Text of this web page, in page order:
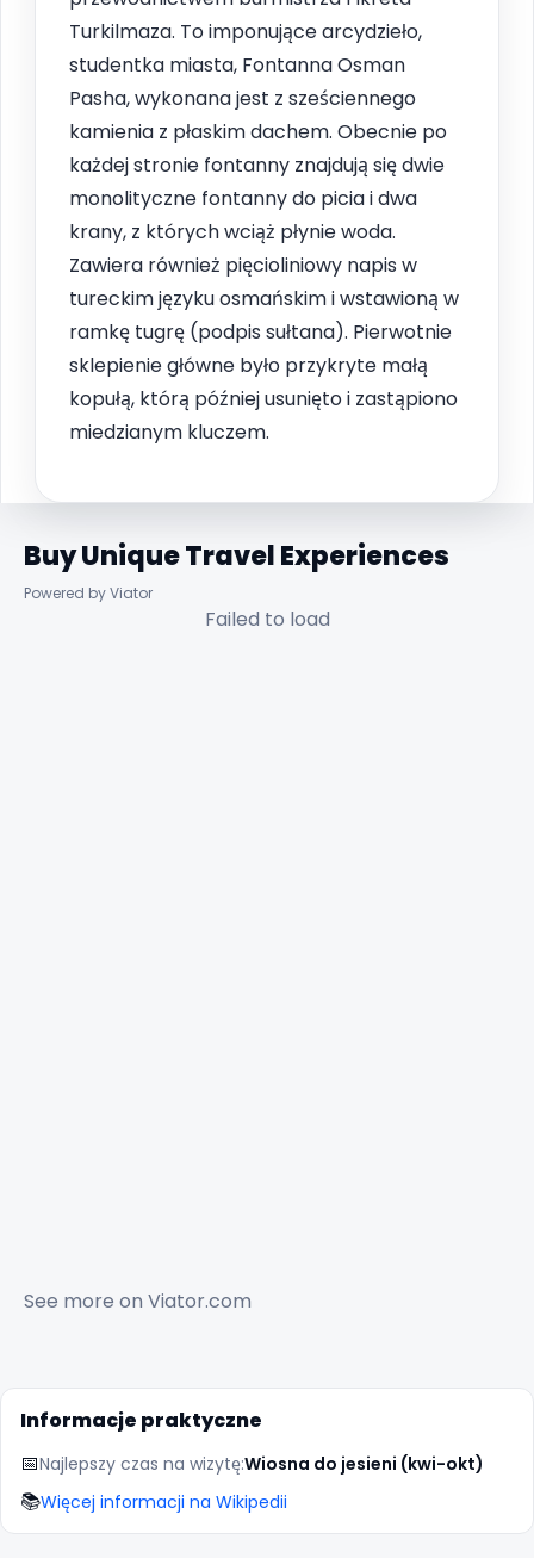
Turkilmaza. To imponujące arcydzieło,
studentka miasta, Fontanna Osman
Pasha, wykonana jest z sześciennego
kamienia z płaskim dachem. Obecnie po
każdej stronie fontanny znajdują się dwie
monolityczne fontanny do picia i dwa
krany, z których wciąż płynie woda.
Zawiera również pięcioliniowy napis w
tureckim języku osmańskim i wstawioną w
ramkę tugrę (podpis sułtana). Pierwotnie
sklepienie główne było przykryte małą
kopułą, którą później usunięto i zastąpiono
miedzianym kluczem.
Buy Unique Travel Experiences
Powered by Viator
Failed to load
See more on Viator.com
Informacje praktyczne
📅Najlepszy czas na wizytę:Wiosna do jesieni (kwi-okt)
📚Więcej informacji na Wikipedii